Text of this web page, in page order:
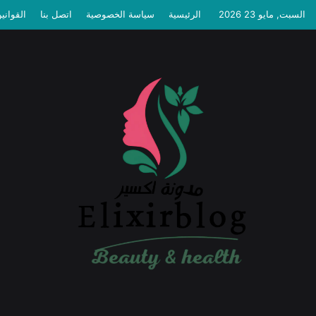
السبت, مايو 23 2026 الرئيسية سياسة الخصوصية اتصل بنا